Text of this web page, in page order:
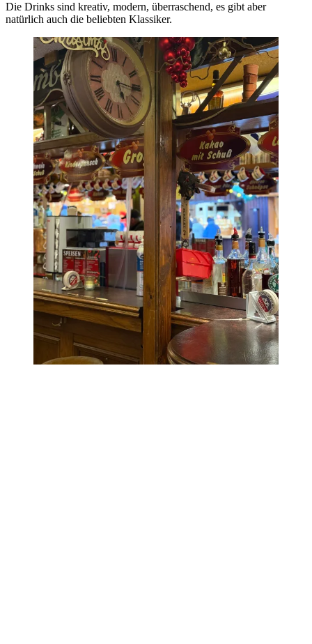
Die Drinks sind kreativ, modern, überraschend, es gibt aber
natürlich auch die beliebten Klassiker.